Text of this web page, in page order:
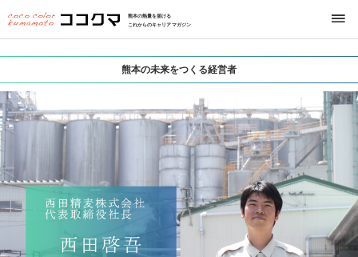
熊本の熱量を届ける
これからのキャリアマガジン
熊本の未来をつくる経営者